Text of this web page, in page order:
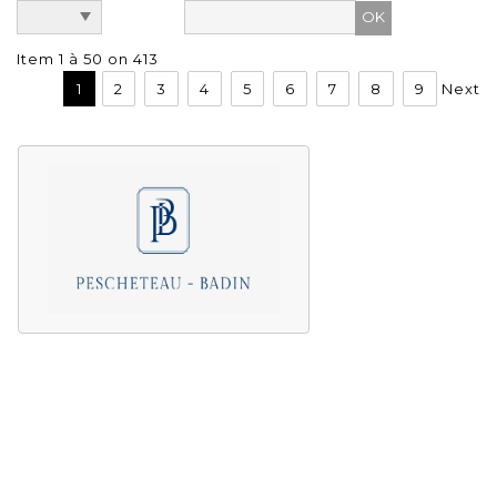
Item 1 à 50 on 413
1
2 3 4 5 6 7 8 9 Next